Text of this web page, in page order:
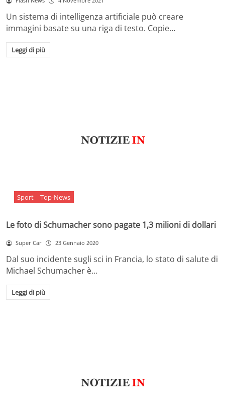
Un sistema di intelligenza artificiale può creare
immagini basate su una riga di testo. Copie…
Leggi di più
Sport Top-News
Le foto di Schumacher sono pagate 1,3 milioni di dollari
Super Car 23 Gennaio 2020
Dal suo incidente sugli sci in Francia, lo stato di salute di
Michael Schumacher è…
Leggi di più